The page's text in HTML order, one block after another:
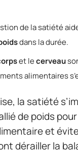
de la satiété
dans la durée.
et lecerveau
alimentaires
la satiété
de poids
et
dérailler la